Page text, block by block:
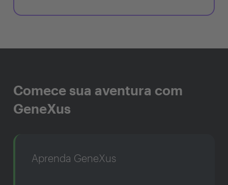
Comece sua aventura com
GeneXus
Aprenda GeneXus